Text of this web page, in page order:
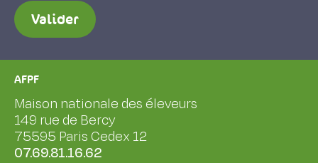
Valider
AFPF
Maison nationale des éleveurs
149 rue de Bercy
75595 Paris Cedex 12
07.69.81.16.62